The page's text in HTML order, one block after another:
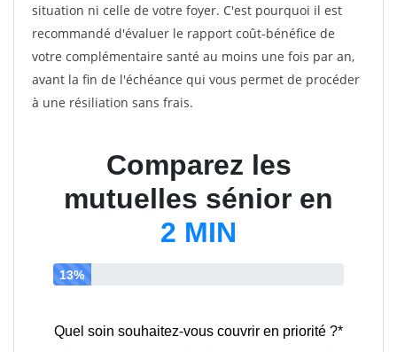
situation ni celle de votre foyer. C'est pourquoi il est
recommandé d'évaluer le rapport coût-bénéfice de
votre complémentaire santé au moins une fois par an,
avant la fin de l'échéance qui vous permet de procéder
à une résiliation sans frais.